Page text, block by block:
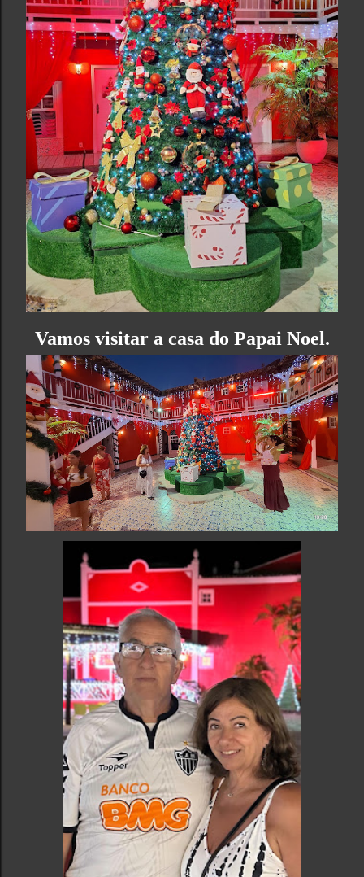
Vamos visitar a casa do Papai Noel.